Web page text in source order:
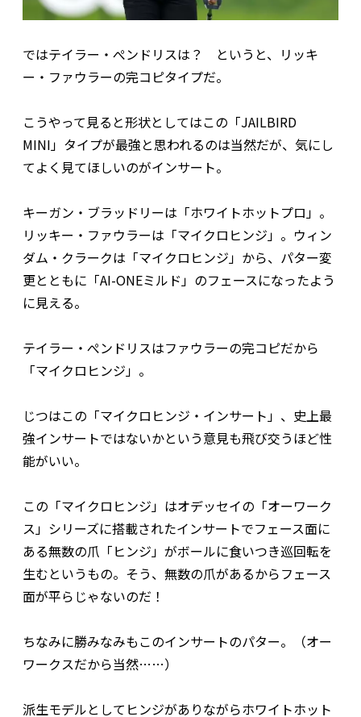
ではテイラー・ぺンドリスは？ というと、リッキ
ー・ファウラーの完コピタイプだ。
こうやって見ると形状としてはこの「JAILBIRD
MINI」タイプが最強と思われるのは当然だが、気にし
てよく見てほしいのがインサート。
キーガン・ブラッドリーは「ホワイトホットプロ」。
リッキー・ファウラーは「マイクロヒンジ」。ウィン
ダム・クラークは「マイクロヒンジ」から、パター変
更とともに「AI-ONEミルド」のフェースになったよう
に見える。
テイラー・ぺンドリスはファウラーの完コピだから
「マイクロヒンジ」。
じつはこの「マイクロヒンジ・インサート」、史上最
強インサートではないかという意見も飛び交うほど性
能がいい。
この「マイクロヒンジ」はオデッセイの「オーワーク
ス」シリーズに搭載されたインサートでフェース面に
ある無数の爪「ヒンジ」がボールに食いつき巡回転を
生むというもの。そう、無数の爪があるからフェース
面が平らじゃないのだ！
ちなみに勝みなみもこのインサートのパター。（オー
ワークスだから当然……）
派生モデルとしてヒンジがありながらホワイトホット